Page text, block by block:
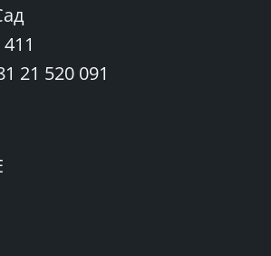
21 520 091